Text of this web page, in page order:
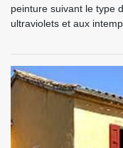
peinture suivant le type
ultraviolets et aux